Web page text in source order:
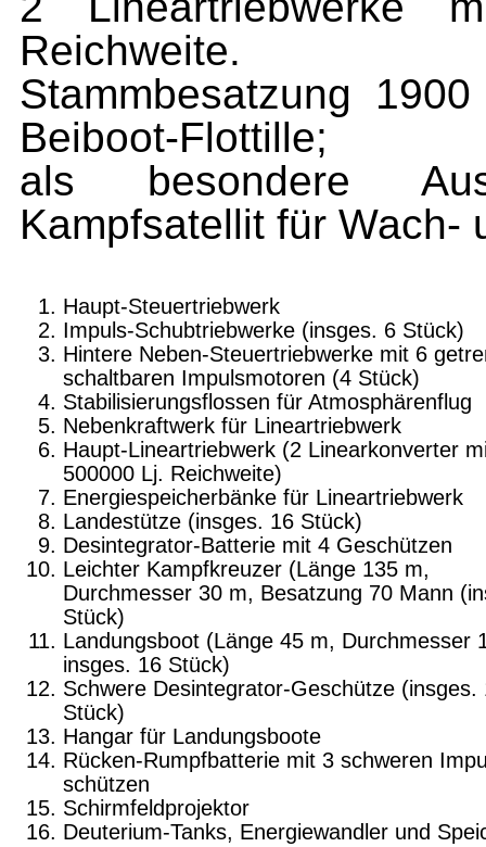
Reichweite.
Stammbesatzung
Beiboot-Flottille;
als besondere
Kampfsatellit für Wach-
Haupt-Steuertriebwerk
Impuls-Schubtriebwerke (insges. 6 Stück)
Hintere Neben-Steuertriebwerke mit 6
schalt­baren Impulsmotoren (4 Stück)
Stabilisierungsflossen für Atmosphärenflug
Nebenkraftwerk für Lineartriebwerk
Haupt-Lineartriebwerk (2 Linearkonverter
500000 Lj. Reichweite)
Energiespeicherbänke für Lineartriebwerk
Landestütze (insges. 16 Stück)
Desintegrator-Batterie mit 4 Geschützen
Leichter Kampfkreuzer (Länge 135 m,
Durchmesser 30 m, Besatzung 70 Mann
Stück)
Landungsboot (Länge 45 m, Durchmesser
insges. 16 Stück)
Schwere Desintegrator-Geschütze (insges.
Stück)
Hangar für Landungsboote
Rücken-Rumpfbatterie mit 3 schweren
schützen
Schirmfeldprojektor
Deuterium-Tanks, Energiewandler und